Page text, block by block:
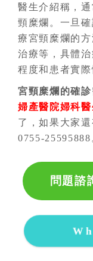
醫生介紹稱，
頸糜爛。一旦
療宮頸糜爛的
治療等，具體
程度和患者實際
宮頸糜爛的確
婦產醫院婦科
了，如果大家
0755-25595888
問題諮